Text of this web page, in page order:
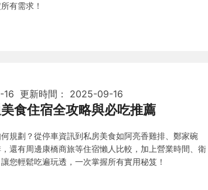
有需求！
16 更新時間： 2025-09-16
食住宿全攻略與必吃推薦
規劃？從停車資訊到私房美食如阿亮香雞排、鄭家碗
還有周邊康橋商旅等住宿懶人比較，加上營業時間、衛
您輕鬆吃遍玩透，一次掌握所有實用秘笈！